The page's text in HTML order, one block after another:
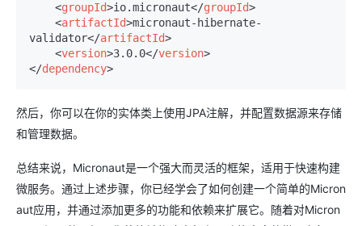
<groupId>io.micronaut</groupId>
<artifactId>micronaut-hibernate-
validator</artifactId>
<version>3.0.0</version>
</dependency>
然后，你可以在你的实体类上使用JPA注解，并配置数据源来存储
和管理数据。
总结来说，Micronaut是一个强大而灵活的框架，适用于快速构建
微服务。通过上述步骤，你已经学会了如何创建一个简单的Micron
aut应用，并通过添加更多的功能和依赖来扩展它。随着对Micron